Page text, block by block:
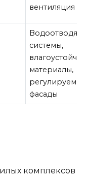
вентиляция
системы,
материалы,
регулируемые
фасады
комплексов